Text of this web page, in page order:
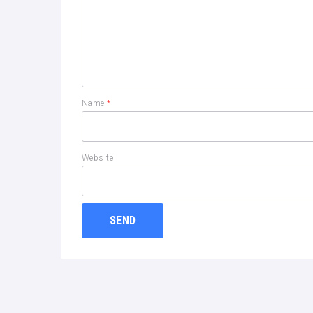
Name*
Website